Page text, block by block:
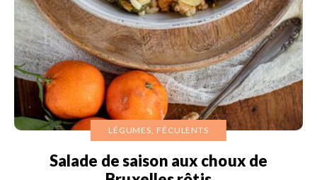
LÉGUMES, FÉCULENTS
Salade de saison aux choux de